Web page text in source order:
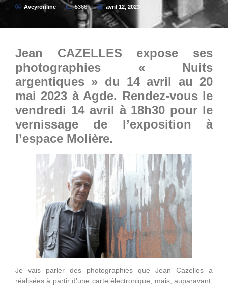
Aveyronline 5366 avril 12, 2023
Jean CAZELLES expose ses
photographies « Nuits
argentiques » du 14 avril au 20
mai 2023 à Agde. Rendez-vous le
vendredi 14 avril à 18h30 pour le
vernissage de l’exposition à
l’espace Molière.
Je vais parler des photographies que Jean Cazelles a
réalisées à partir d’une carte électronique, mais, auparavant,